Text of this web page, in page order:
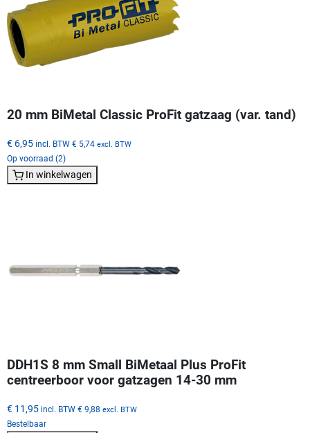
20 mm BiMetal Classic ProFit gatzaag (var. tand)
€ 6,95 incl. BTW € 5,74 excl. BTW
Op voorraad (2)
In winkelwagen
DDH1S 8 mm Small BiMetaal Plus ProFit
centreerboor voor gatzagen 14-30 mm
€ 11,95 incl. BTW € 9,88 excl. BTW
Bestelbaar